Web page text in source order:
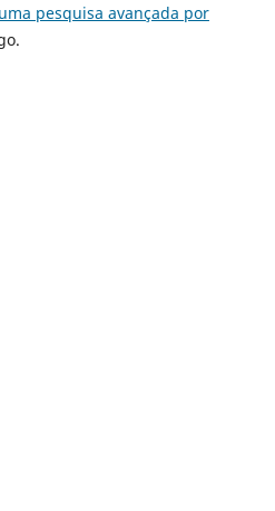
pesquisa avançada por